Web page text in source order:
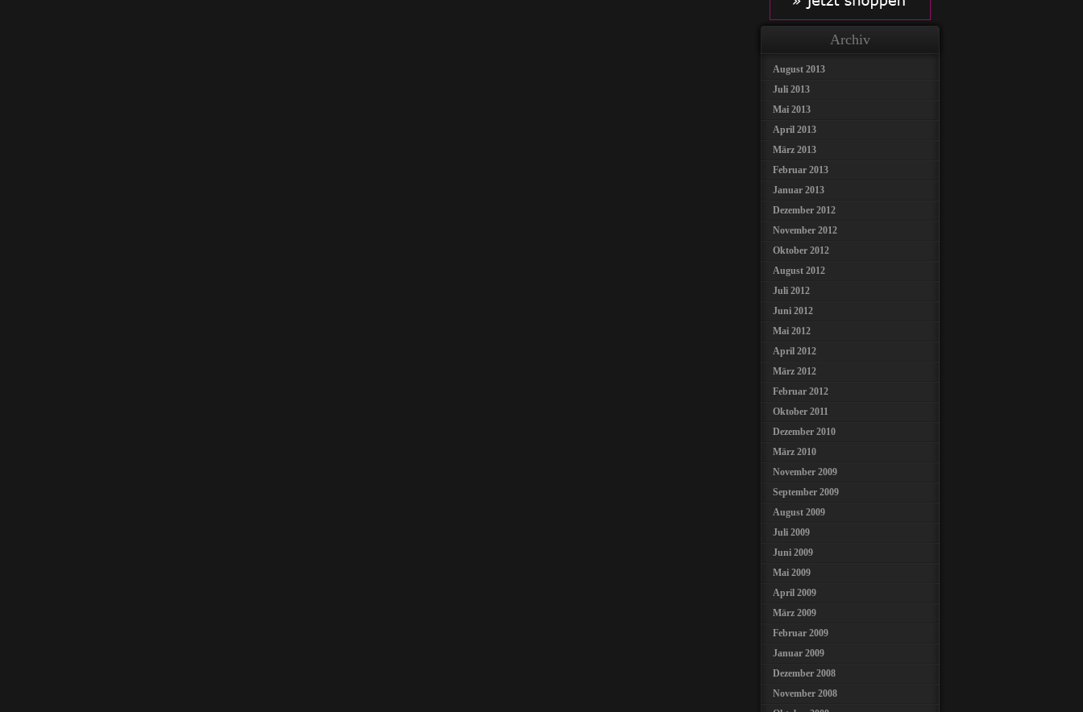
Archiv
August 2013
Juli 2013
Mai 2013
April 2013
März 2013
Februar 2013
Januar 2013
Dezember 2012
November 2012
Oktober 2012
August 2012
Juli 2012
Juni 2012
Mai 2012
April 2012
März 2012
Februar 2012
Oktober 2011
Dezember 2010
März 2010
November 2009
September 2009
August 2009
Juli 2009
Juni 2009
Mai 2009
April 2009
März 2009
Februar 2009
Januar 2009
Dezember 2008
November 2008